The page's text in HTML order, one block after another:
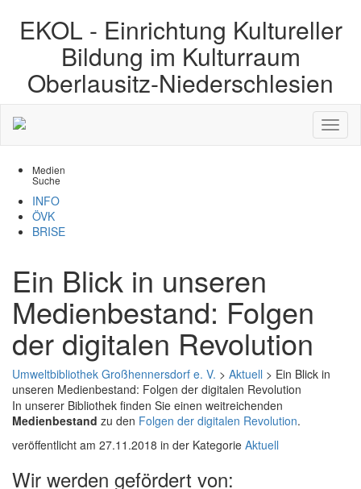
EKOL - Einrichtung Kultureller
Bildung im Kulturraum
Oberlausitz-Niederschlesien
Medien
Suche
INFO
ÖVK
BRISE
Ein Blick in unseren
Medienbestand: Folgen
der digitalen Revolution
Umweltbibliothek Großhennersdorf e. V. > Aktuell > Ein Blick in
unseren Medienbestand: Folgen der digitalen Revolution
In unserer Bibliothek finden Sie einen weitreichenden
Medienbestand zu den Folgen der digitalen Revolution.
veröffentlicht am 27.11.2018 in der Kategorie Aktuell
Wir werden gefördert von: